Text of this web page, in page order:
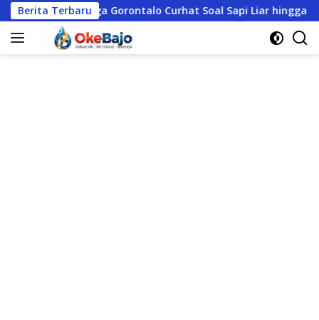
Langsung
ke
konten
Berita TerbaruCurhat Soal Sapi Liar hingga Judi Online, Polres